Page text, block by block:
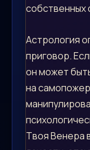
собственных
Астрология
приговор.
он может
на
Твоя Венера